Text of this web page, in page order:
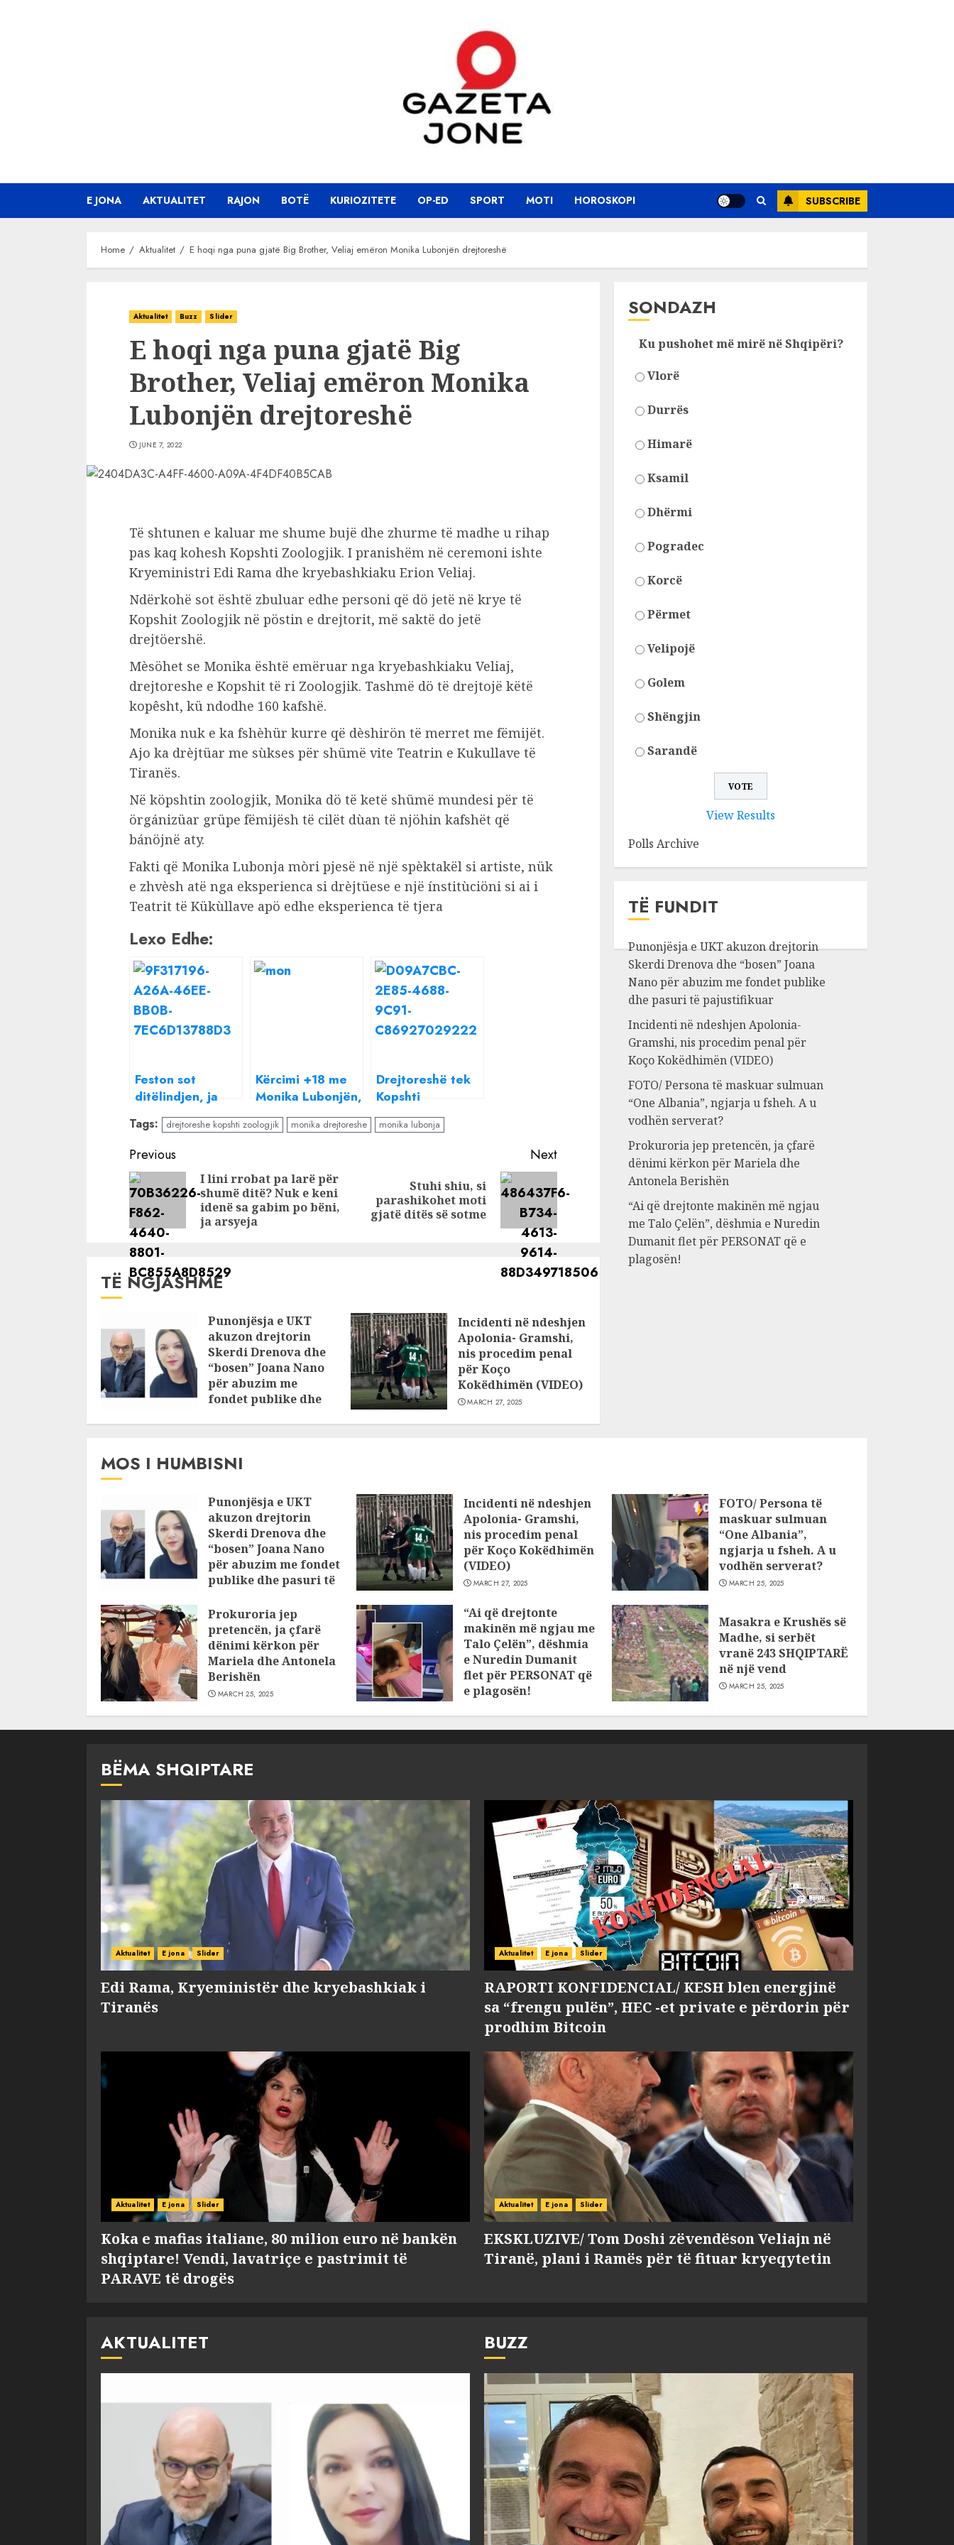
E JONA AKTUALITET RAJON BOTË KURIOZITETE OP-ED SPORT MOTI HOROSKOPI SUBSCRIBE
Home Aktualitet E hoqi nga puna gjatë Big Brother, Veliaj emëron Monika Lubonjën drejtoreshë
Aktualitet Buzz Slider
E hoqi nga puna gjatë Big
Brother, Veliaj emëron Monika
Lubonjën drejtoreshë
JUNE 7, 2022
Të shtunen e kaluar me shume bujë dhe zhurme të madhe u rihap
pas kaq kohesh Kopshti Zoologjik. I pranishëm në ceremoni ishte
Kryeministri Edi Rama dhe kryebashkiaku Erion Veliaj.
Ndërkohë sot është zbuluar edhe personi që dö jetë në krye të
Kopshit Zoologjik në pöstin e drejtorit, më saktë do jetë
drejtöershë.
Mèsöhet se Monika është emëruar nga kryebashkiaku Veliaj,
drejtoreshe e Kopshit të ri Zoologjik. Tashmë dö të drejtojë këtë
kopêsht, kü ndodhe 160 kafshë.
Monika nuk e ka fshèhür kurre që dèshirön të merret me fëmijët.
Ajo ka drèjtüar me sùkses për shümë vite Teatrin e Kukullave të
Tiranës.
Në köpshtin zoologjik, Monika dö të ketë shümë mundesi për të
örgánizüar grüpe fëmijësh të cilët dùan të njöhin kafshët që
bánöjnë aty.
Fakti që Monika Lubonja mòri pjesë në një spèktakël si artiste, nük
e zhvèsh atë nga eksperienca si drèjtüese e një ínstitùciöni si ai i
Teatrit të Kükùllave apö edhe eksperienca të tjera
Lexo Edhe:
Feston sot
ditëlindjen, ja
kush është e
vetmja ish-
banore që uroi
Monika Lubonjën
Kërcimi +18 me
Monika Lubonjën,
gruaja i “tërheq
veshin” Tan
Drejtoreshë tek
Kopshti
Zoologjik,
Monika Lubonja:
vogël, s’i kanë
dalë
Tags: drejtoreshe kopshti zoologjik monika drejtoreshe monika lubonja
Continue
Reading
Previous
Previous
post:
I lini rrobat pa larë për
shumë ditë? Nuk e keni
idenë sa gabim po bëni,
ja arsyeja
Next
post:
Stuhi shiu, si
parashikohet moti
gjatë ditës së sotme
TË NGJASHME
Punonjësja e UKT
akuzon drejtorin
Skerdi Drenova dhe
“bosen” Joana Nano
për abuzim me
fondet publike dhe
Incidenti në ndeshjen
Apolonia- Gramshi,
nis procedim penal
për Koço
Kokëdhimën (VIDEO)
MARCH 27, 2025
SONDAZH
Ku pushohet më mirë në Shqipëri?
Vlorë
Durrës
Himarë
Ksamil
Dhërmi
Pogradec
Korcë
Përmet
Velipojë
Golem
Shëngjin
Sarandë
View Results
Polls Archive
TË FUNDIT
Punonjësja e UKT akuzon drejtorin
Skerdi Drenova dhe “bosen” Joana
Nano për abuzim me fondet publike
dhe pasuri të pajustifikuar
Incidenti në ndeshjen Apolonia-
Gramshi, nis procedim penal për
Koço Kokëdhimën (VIDEO)
FOTO/ Persona të maskuar sulmuan
“One Albania”, ngjarja u fsheh. A u
vodhën serverat?
Prokuroria jep pretencën, ja çfarë
dënimi kërkon për Mariela dhe
Antonela Berishën
“Ai që drejtonte makinën më ngjau
me Talo Çelën”, dëshmia e Nuredin
Dumanit flet për PERSONAT që e
plagosën!
MOS I HUMBISNI
Punonjësja e UKT
akuzon drejtorin
Skerdi Drenova dhe
“bosen” Joana Nano
për abuzim me fondet
publike dhe pasuri të
JULY 24, 2025
Incidenti në ndeshjen
Apolonia- Gramshi,
nis procedim penal
për Koço Kokëdhimën
(VIDEO)
MARCH 27, 2025
FOTO/ Persona të
maskuar sulmuan
“One Albania”,
ngjarja u fsheh. A u
vodhën serverat?
MARCH 25, 2025
Prokuroria jep
pretencën, ja çfarë
dënimi kërkon për
Mariela dhe Antonela
Berishën
MARCH 25, 2025
“Ai që drejtonte
makinën më ngjau me
Talo Çelën”, dëshmia
e Nuredin Dumanit
flet për PERSONAT që
e plagosën!
Masakra e Krushës së
Madhe, si serbët
vranë 243 SHQIPTARË
në një vend
MARCH 25, 2025
BËMA SHQIPTARE
Aktualitet E jona Slider
Edi Rama, Kryeministër dhe kryebashkiak i
Tiranës
Aktualitet E jona Slider
RAPORTI KONFIDENCIAL/ KESH blen energjinë
sa “frengu pulën”, HEC -et private e përdorin për
prodhim Bitcoin
Aktualitet E jona Slider
Koka e mafias italiane, 80 milion euro në bankën
shqiptare! Vendi, lavatriçe e pastrimit të
PARAVE të drogës
Aktualitet E jona Slider
EKSKLUZIVE/ Tom Doshi zëvendëson Veliajn në
Tiranë, plani i Ramës për të fituar kryeqytetin
AKTUALITET BUZZ